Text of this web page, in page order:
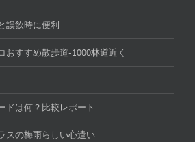
誤飲時に便利
おすすめ散歩道-1000林道近く
ドは何？比較レポート
スの梅雨らしい心遣い